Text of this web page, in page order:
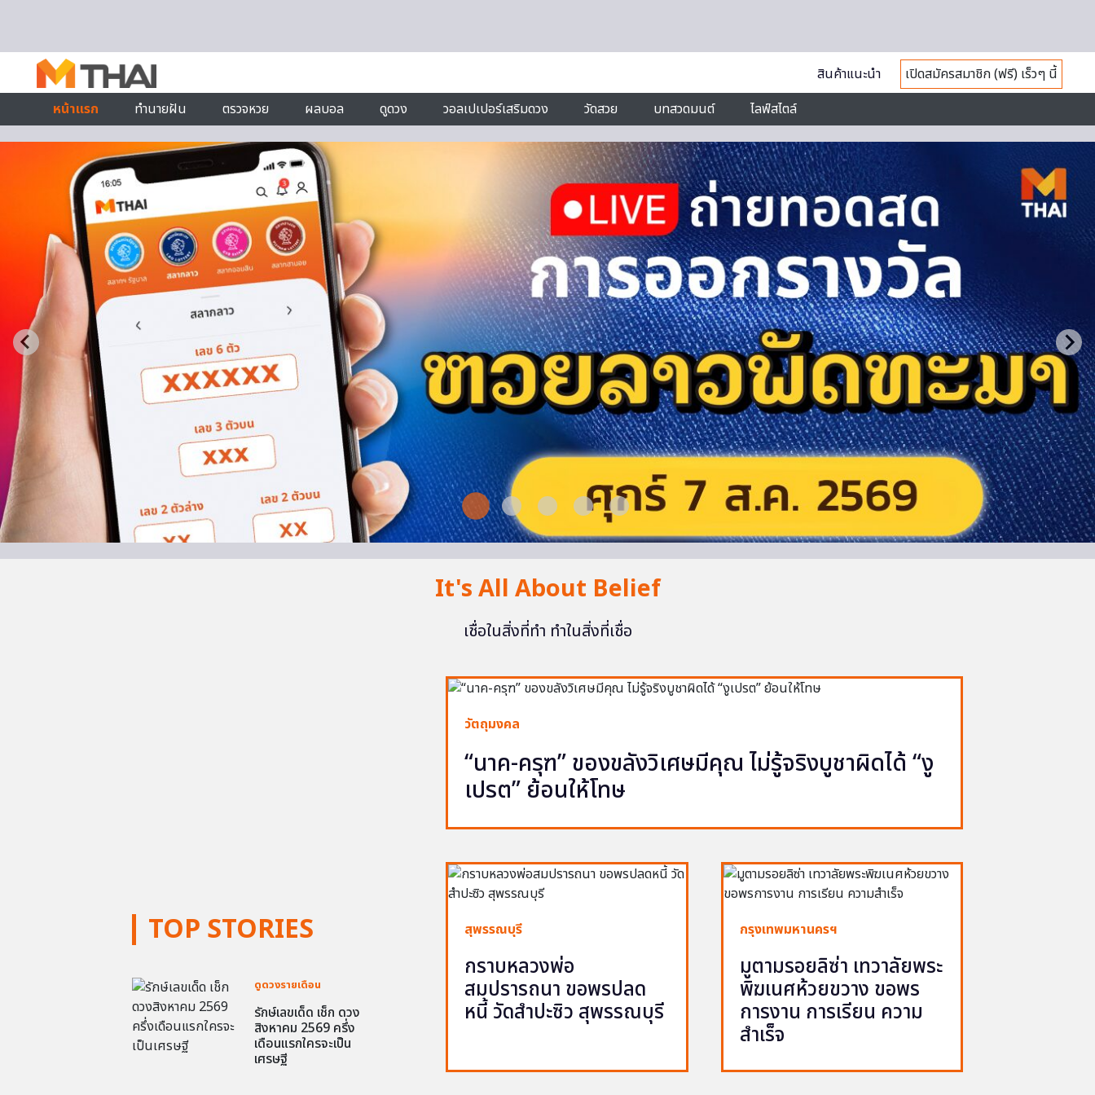
สินค้าแนะนำ
เปิดสมัครสมาชิก (ฟรี) เร็วๆ นี้
หน้าแรก
ทำนายฝัน ตรวจหวย ผลบอล ดูดวง วอลเปเปอร์เสริมดวง วัดสวย บทสวดมนต์ ไลฟ์สไตล์
It's All About Belief
เชื่อในสิ่งที่ทำ ทำในสิ่งที่เชื่อ
TOP STORIES
ดูดวงรายเดือน
รักษ์เลขเด็ด เช็ก ดวง
สิงหาคม 2569 ครึ่ง
เดือนแรกใครจะเป็น
เศรษฐี
วัตถุมงคล
“นาค-ครุฑ” ของขลังวิเศษมีคุณ ไม่รู้จริงบูชาผิดได้ “งู
เปรต” ย้อนให้โทษ
สุพรรณบุรี
กราบหลวงพ่อ
สมปรารถนา ขอพรปลด
หนี้ วัดสำปะซิว สุพรรณบุรี
กรุงเทพมหานครฯ
มูตามรอยลิซ่า เทวาลัยพระ
พิฆเนศห้วยขวาง ขอพร
การงาน การเรียน ความ
สำเร็จ